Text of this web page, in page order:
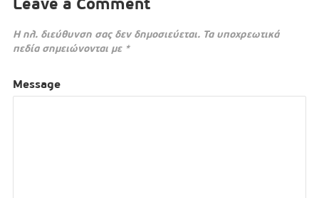
Η ηλ. διεύθυνση σας δεν δημοσιεύεται. Τα υποχρεωτικά
πεδία σημειώνονται με *
Message